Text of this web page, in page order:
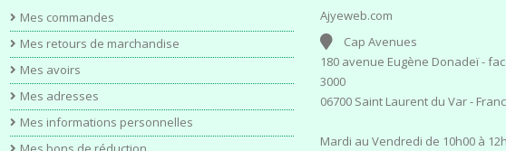
Mes commandes
Mes retours de marchandise
Mes avoirs
Mes adresses
Mes informations personnelles
Ajyeweb.com
Cap Avenues
180 avenue Eugène Donadeï -
3000
06700 Saint Laurent du Var -
Mardi au Vendredi de 10h00 à